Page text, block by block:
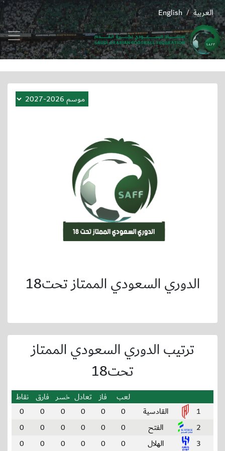
English / العربية
الدوري السعودي الممتاز تحت18
ترتيب الدوري السعودي الممتاز
تحت18
لعب فاز تعادل خسر فارق نقاط
1
القادسية 0
0
0
0
0
0
2
الفتح 0
0
0
0
0
0
3
الهلال 0
0
0
0
0
0